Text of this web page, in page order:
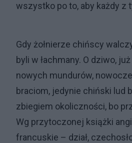
wszystko po to, aby każdy z
Gdy żołnierze chińscy
byli w łachmany. O dziwo,
nowych mundurów,
braciom, jedynie chiński lud
zbiegiem okoliczności, bo
Wg przytoczonej książki
francuskie – dział,